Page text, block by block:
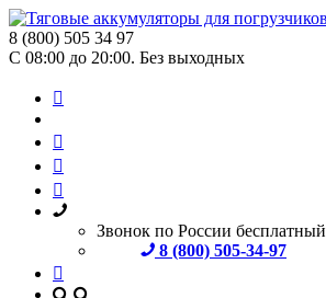
8 (800) 505 34 97
С 08:00 до 20:00. Без выходных
Звонок по России бесплатный
8 (800) 505-34-97